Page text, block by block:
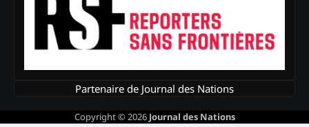
Partenaire de Journal des Nations
Copyright © 2026 Journal des Nations